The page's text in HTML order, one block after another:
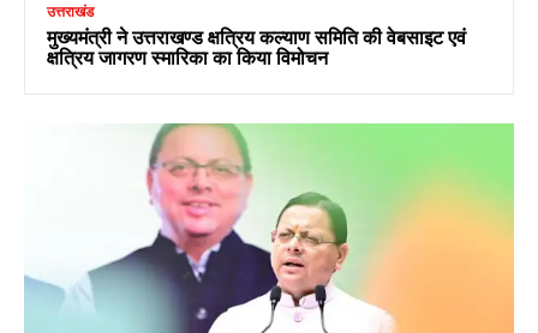
उत्तराखंड
मुख्यमंत्री ने उत्तराखण्ड क्षत्रिय कल्याण समिति की वेबसाइट एवं
क्षत्रिय जागरण स्मारिका का किया विमोचन